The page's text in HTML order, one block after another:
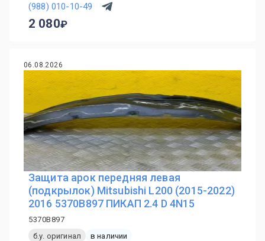
(988) 010-10-49
2 080
06.08.2026
Защита арок передняя левая
(подкрылок) Mitsubishi L200 (2015-2022)
2016 5370B897 ПИКАП 2.4 D 4N15
5370B897
б.у. оригинал
в наличии